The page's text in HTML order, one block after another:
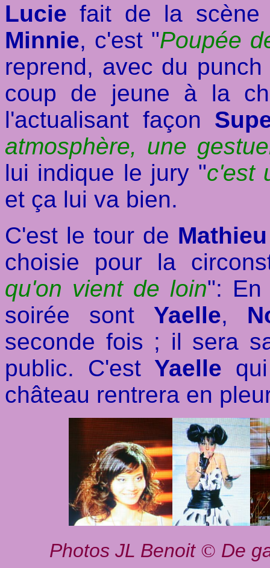
Lucie fait de la scène
Minnie, c'est "Poupée
reprend, avec du
coup de jeune à la
l'actualisant façon
atmosphère, une
lui indique le jury "c'est
et ça lui va bien.
C'est le tour de Mathieu
choisie pour la
qu'on vient de loin":
soirée sont Yaelle,
seconde fois ; il sera
public. C'est Yaelle
château rentrera en
Photos JL Benoit © De